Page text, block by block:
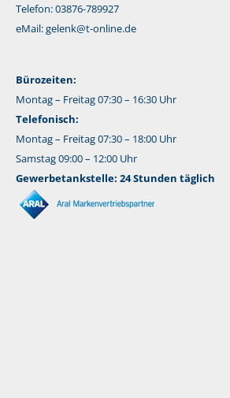
Telefon: 03876-789927
eMail:gelenk@t-online.de
Bürozeiten:
Montag – Freitag 07:30 – 16:30 Uhr
Telefonisch:
Montag – Freitag 07:30 – 18:00 Uhr
Samstag 09:00 – 12:00 Uhr
Gewerbetankstelle: 24 Stunden täglich